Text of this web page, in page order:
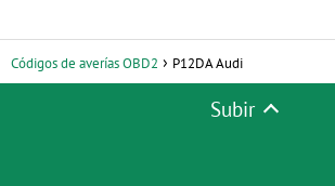
Códigos de averías OBD2 P12DA Audi
Subir